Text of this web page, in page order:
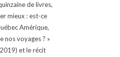
de livres,
mieux : est-ce
Amérique,
nos voyages ? »
et le récit